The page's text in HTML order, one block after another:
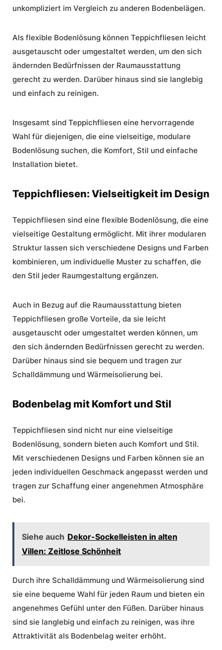
unkompliziert im Vergleich zu anderen Bodenbelägen.
Als flexible Bodenlösung können Teppichfliesen leicht
ausgetauscht oder umgestaltet werden, um den sich
ändernden Bedürfnissen der Raumausstattung
gerecht zu werden. Darüber hinaus sind sie langlebig
und einfach zu reinigen.
Insgesamt sind Teppichfliesen eine hervorragende
Wahl für diejenigen, die eine vielseitige, modulare
Bodenlösung suchen, die Komfort, Stil und einfache
Installation bietet.
Teppichfliesen: Vielseitigkeit im Design
Teppichfliesen sind eine flexible Bodenlösung, die eine
vielseitige Gestaltung ermöglicht. Mit ihrer modularen
Struktur lassen sich verschiedene Designs und Farben
kombinieren, um individuelle Muster zu schaffen, die
den Stil jeder Raumgestaltung ergänzen.
Auch in Bezug auf die Raumausstattung bieten
Teppichfliesen große Vorteile, da sie leicht
ausgetauscht oder umgestaltet werden können, um
den sich ändernden Bedürfnissen gerecht zu werden.
Darüber hinaus sind sie bequem und tragen zur
Schalldämmung und Wärmeisolierung bei.
Bodenbelag mit Komfort und Stil
Teppichfliesen sind nicht nur eine vielseitige
Bodenlösung, sondern bieten auch Komfort und Stil.
Mit verschiedenen Designs und Farben können sie an
jeden individuellen Geschmack angepasst werden und
tragen zur Schaffung einer angenehmen Atmosphäre
bei.
Siehe auch Dekor-Sockelleisten in alten
Villen: Zeitlose Schönheit
Durch ihre Schalldämmung und Wärmeisolierung sind
sie eine bequeme Wahl für jeden Raum und bieten ein
angenehmes Gefühl unter den Füßen. Darüber hinaus
sind sie langlebig und einfach zu reinigen, was ihre
Attraktivität als Bodenbelag weiter erhöht.